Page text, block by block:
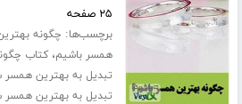
۲۵ صفحه
برچسب‌ها: چگونه
همسر باشیم،کتاب
تبدیل به بهترین
تبدیل به بهترین